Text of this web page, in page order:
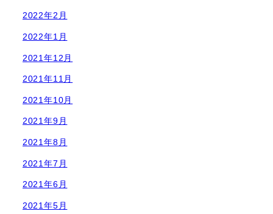
2022年2月
2022年1月
2021年12月
2021年11月
2021年10月
2021年9月
2021年8月
2021年7月
2021年6月
2021年5月